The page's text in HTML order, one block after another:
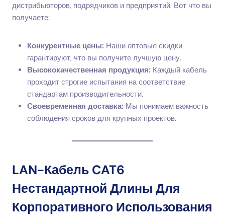
дистрибьюторов, подрядчиков и предприятий. Вот что вы
получаете:
Конкурентные цены: Наши оптовые скидки
гарантируют, что вы получите лучшую цену.
Высококачественная продукция: Каждый кабель
проходит строгие испытания на соответствие
стандартам производительности.
Своевременная доставка: Мы понимаем важность
соблюдения сроков для крупных проектов.
LAN-Кабель CAT6
Нестандартной Длины Для
Корпоративного Использования